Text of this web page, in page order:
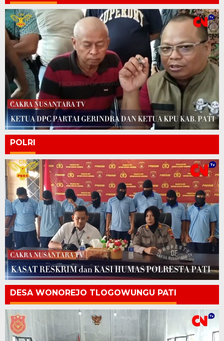
POLRI
DESA WONOREJO TLOGOWUNGU PATI